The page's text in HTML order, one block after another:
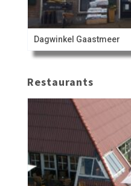
Dagwinkel Gaastmeer
Restaurants